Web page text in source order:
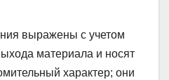
выражены с учетом
материала и носят
характер; они